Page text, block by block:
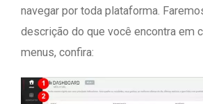
navegar por toda plataforma.
descrição do que você encontra em
menus, confira: